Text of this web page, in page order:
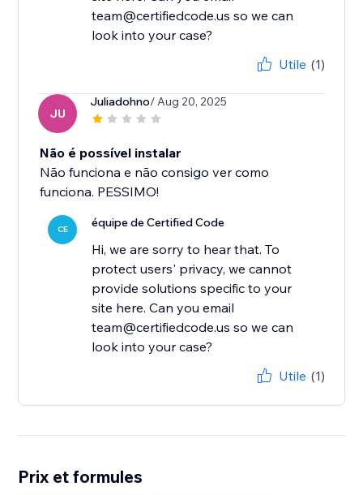
team@certifiedcode.us so we can
look into your case?
Utile (1)
JU
Juliadohno/ Aug 20, 2025
Não é possível instalar
Não funciona e não consigo ver como
funciona. PESSIMO!
CE équipe de Certified Code
Hi, we are sorry to hear that. To
protect users' privacy, we cannot
provide solutions specific to your
site here. Can you email
team@certifiedcode.us so we can
look into your case?
Utile (1)
Prix et formules